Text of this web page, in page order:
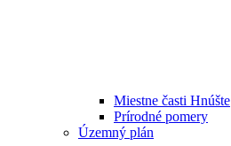
Miestne časti Hnúšte
Prírodné pomery
Územný plán